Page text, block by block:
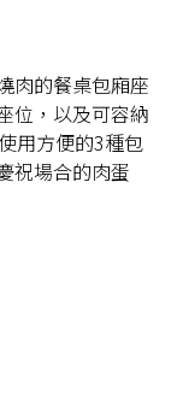
肉的餐桌包廂座
位，以及可容納
用方便的3種包
祝場合的肉蛋